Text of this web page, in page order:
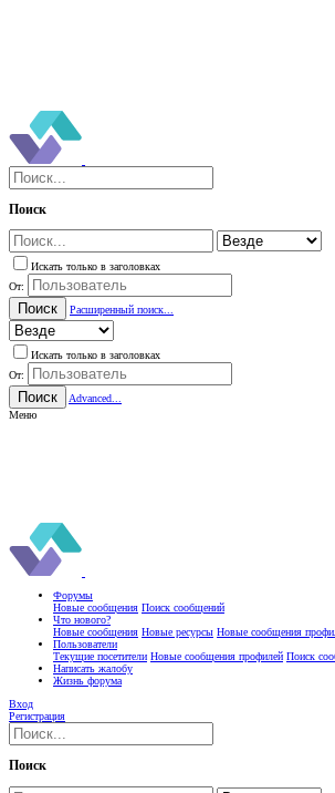
Поиск
Искать только в заголовках
От:
Поиск Расширенный поиск...
Искать только в заголовках
От:
Поиск
Advanced...
Меню
Форумы
Новые сообщения Поиск сообщений
Что нового?
Новые сообщения Новые ресурсы Новые сообщения
Пользователи
Текущие посетители Новые сообщения профилей Поиск
Написать жалобу
Жизнь форума
Вход
Регистрация
Поиск